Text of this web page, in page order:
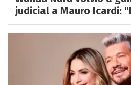
judicial a Mauro Icardi: